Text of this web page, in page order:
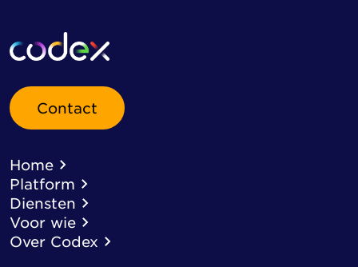
Contact
Home
Platform
Diensten
Voor wie
Over Codex